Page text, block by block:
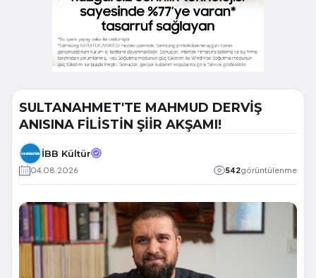
SULTANAHMET'TE MAHMUD DERVİŞ
ANISINA FİLİSTİN ŞİİR AKŞAMI!
İBB Kültür
04.08.2026 542görüntülenme